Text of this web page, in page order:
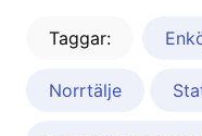
Taggar:
Norrtälje